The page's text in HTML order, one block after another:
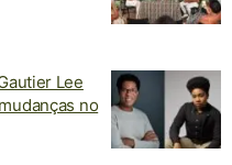
Lee
no